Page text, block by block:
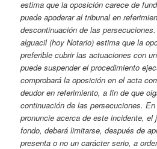
estima que la oposición carece de
puede apoderar al tribunal en
descontinuación de las
alguacil (hoy Notario) estima que la
preferible cubrir las actuaciones con
puede suspender el procedimiento
comprobará la oposición en el acta
deudor en referimiento, a fin de que
continuación de las persecuciones.
pronuncie acerca de este incidente, el
fondo, deberá limitarse, después de
presenta o no un carácter serio, a